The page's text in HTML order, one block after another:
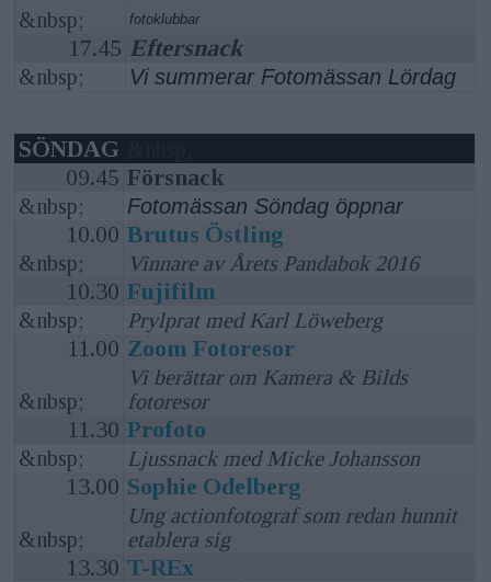
&nbsp;
fotoklubbar
17.45 Eftersnack
&nbsp; Vi summerar Fotomässan Lördag
SÖNDAG
09.45 Försnack
&nbsp; Fotomässan Söndag öppnar
10.00 Brutus Östling
&nbsp; Vinnare av Årets Pandabok 2016
10.30 Fujifilm
&nbsp; Prylprat med Karl Löweberg
11.00 Zoom Fotoresor
&nbsp;
Vi berättar om Kamera & Bilds
fotoresor
11.30 Profoto
&nbsp; Ljussnack med Micke Johansson
13.00 Sophie Odelberg
&nbsp;
Ung actionfotograf som redan hunnit
etablera sig
13.30 T-REx